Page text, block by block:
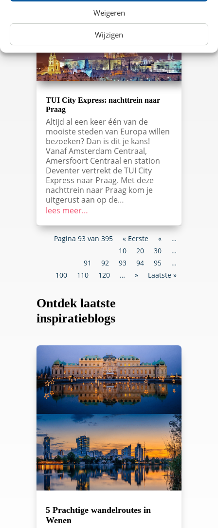
Weigeren
Wijzigen
lees meer…
TUI City Express: nachttrein naar
Praag
Altijd al een keer één van de
mooiste steden van Europa willen
bezoeken? Dan is dit je kans!
Vanaf Amsterdam Centraal,
Amersfoort Centraal en station
Deventer vertrekt de TUI City
Express naar Praag. Met deze
nachttrein naar Praag kom je
uitgerust aan op de…
lees meer…
Pagina 93 van 395 « Eerste «
…
10
20 30
…
91
92 93 94 95
…
100
110 120 … » Laatste »
Ontdek laatste
inspiratieblogs
5 Prachtige wandelroutes in
Wenen